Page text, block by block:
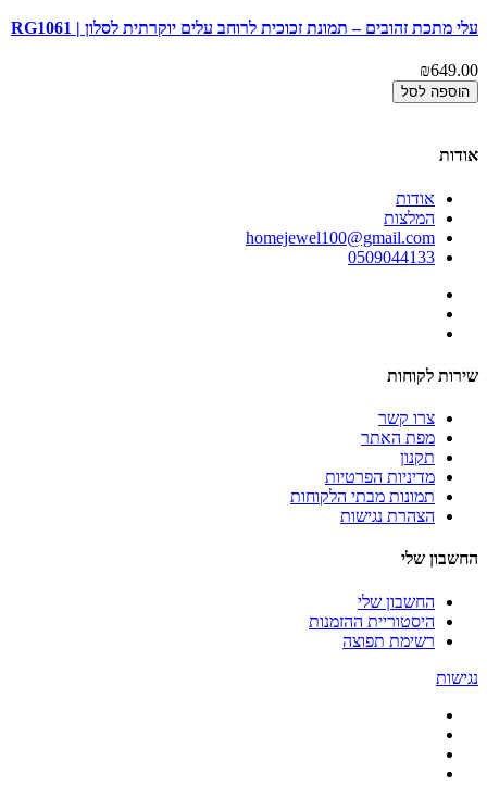
עלי מתכת זהובים – תמונת זכוכית לרוחב עלים יוקרתית לסלון | RG1061
₪649.00
הוספה לסל
אודות
אודות
המלצות
homejewel100@gmail.com
0509044133
שירות לקוחות
צרו קשר
מפת האתר
תקנון
מדיניות הפרטיות
תמונות מבתי הלקוחות
הצהרת נגישות
החשבון שלי
החשבון שלי
היסטוריית ההזמנות
רשימת תפוצה
נגישות